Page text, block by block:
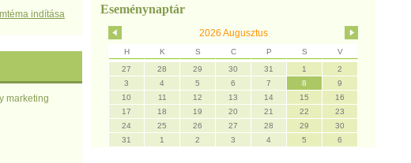
indítása
marketing
Eseménynaptár
2026 Augusztus
H K S C P S
V
27
28 29 30 31 1
2
3
4 5 6 7 8
9
10
11 12 13 14 15
16
17
18 19 20 21 22
23
24
25 26 27 28 29
30
31
1 2 3 4 5 6